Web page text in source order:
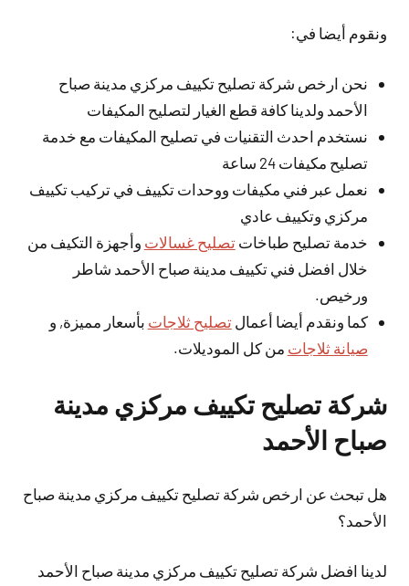
ونقوم أيضا في:
نحن ارخص شركة تصليح تكييف مركزي مدينة صباح
الأحمد ولدينا كافة قطع الغيار لتصليح المكيفات
نستخدم احدث التقنيات في تصليح المكيفات مع خدمة
تصليح مكيفات 24 ساعة
نعمل عبر فني مكيفات ووحدات تكييف في تركيب تكييف
مركزي وتكييف عادي
خدمة تصليح طباخاتتصليح غسالات وأجهزة التكيف من
خلال افضل فني تكييف مدينة صباح الأحمد شاطر
ورخيص.
كما ونقدم أيضا أعمالتصليح ثلاجات بأسعار مميزة, و
صيانة ثلاجات من كل الموديلات.
شركة تصليح تكييف مركزي مدينة
صباح الأحمد
هل تبحث عن ارخص شركة تصليح تكييف مركزي مدينة صباح
الأحمد؟
لدينا افضل شركة تصليح تكييف مركزي مدينة صباح الأحمد